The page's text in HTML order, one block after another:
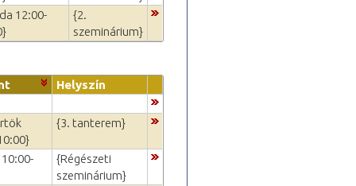
12:00-
{2.
szeminárium}
Helyszín
{3. tanterem}
{Régészeti
szeminárium}